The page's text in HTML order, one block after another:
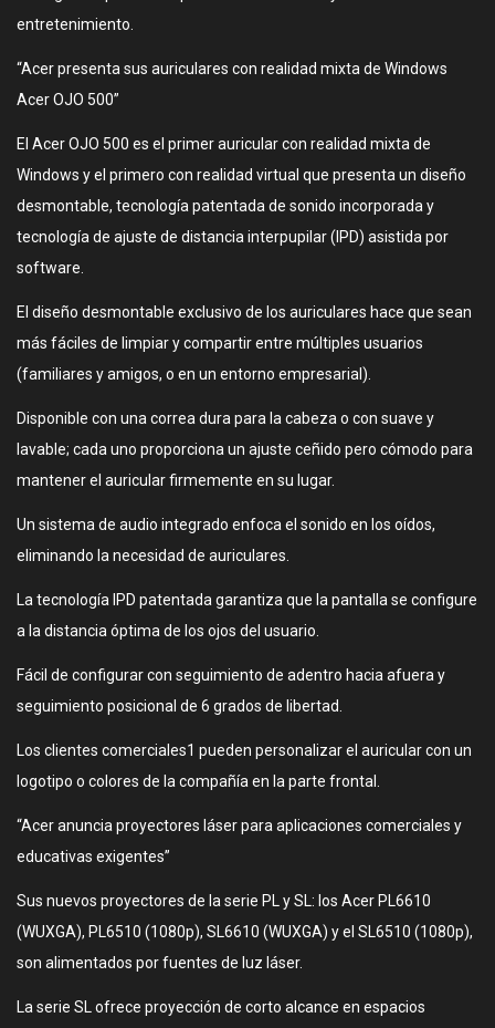
entretenimiento.
“Acer presenta sus auriculares con realidad mixta de Windows
Acer OJO 500”
El Acer OJO 500 es el primer auricular con realidad mixta de
Windows y el primero con realidad virtual que presenta un diseño
desmontable, tecnología patentada de sonido incorporada y
tecnología de ajuste de distancia interpupilar (IPD) asistida por
software.
El diseño desmontable exclusivo de los auriculares hace que sean
más fáciles de limpiar y compartir entre múltiples usuarios
(familiares y amigos, o en un entorno empresarial).
Disponible con una correa dura para la cabeza o con suave y
lavable; cada uno proporciona un ajuste ceñido pero cómodo para
mantener el auricular firmemente en su lugar.
Un sistema de audio integrado enfoca el sonido en los oídos,
eliminando la necesidad de auriculares.
La tecnología IPD patentada garantiza que la pantalla se configure
a la distancia óptima de los ojos del usuario.
Fácil de configurar con seguimiento de adentro hacia afuera y
seguimiento posicional de 6 grados de libertad.
Los clientes comerciales1 pueden personalizar el auricular con un
logotipo o colores de la compañía en la parte frontal.
“Acer anuncia proyectores láser para aplicaciones comerciales y
educativas exigentes”
Sus nuevos proyectores de la serie PL y SL: los Acer PL6610
(WUXGA), PL6510 (1080p), SL6610 (WUXGA) y el SL6510 (1080p),
son alimentados por fuentes de luz láser.
La serie SL ofrece proyección de corto alcance en espacios